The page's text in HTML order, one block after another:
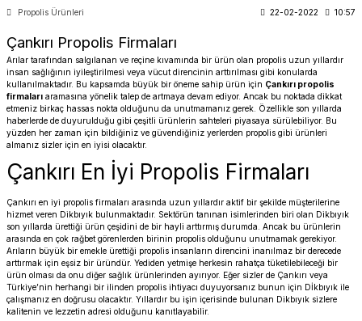
Propolis Ürünleri 22-02-2022 10:57
Çankırı Propolis Firmaları
Arılar tarafından salgılanan ve reçine kıvamında bir ürün olan propolis uzun yıllardır
insan sağlığının iyileştirilmesi veya vücut direncinin arttırılması gibi konularda
kullanılmaktadır. Bu kapsamda büyük bir öneme sahip ürün için Çankırı propolis
firmaları aramasına yönelik talep de artmaya devam ediyor. Ancak bu noktada dikkat
etmeniz birkaç hassas nokta olduğunu da unutmamanız gerek. Özellikle son yıllarda
haberlerde de duyurulduğu gibi çeşitli ürünlerin sahteleri piyasaya sürülebiliyor. Bu
yüzden her zaman için bildiğiniz ve güvendiğiniz yerlerden propolis gibi ürünleri
almanız sizler için en iyisi olacaktır.
Çankırı En İyi Propolis Firmaları
Çankırı en iyi propolis firmaları arasında uzun yıllardır aktif bir şekilde müşterilerine
hizmet veren Dikbıyık bulunmaktadır. Sektörün tanınan isimlerinden biri olan Dikbıyık
son yıllarda ürettiği ürün çeşidini de bir hayli arttırmış durumda. Ancak bu ürünlerin
arasında en çok rağbet görenlerden birinin propolis olduğunu unutmamak gerekiyor.
Arıların büyük bir emekle ürettiği propolis insanların direncini inanılmaz bir derecede
arttırmak için eşsiz bir üründür. Yediden yetmişe herkesin rahatça tüketilebileceği bir
ürün olması da onu diğer sağlık ürünlerinden ayırıyor. Eğer sizler de Çankırı veya
Türkiye’nin herhangi bir ilinden propolis ihtiyacı duyuyorsanız bunun için Dİkbıyık ile
çalışmanız en doğrusu olacaktır. Yıllardır bu işin içerisinde bulunan Dikbıyık sizlere
kalitenin ve lezzetin adresi olduğunu kanıtlayabilir.